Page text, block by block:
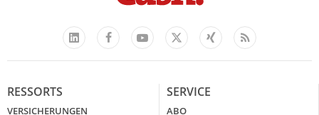
LinkedIn
FacebookYouTube
X
Xing Feed
RESSORTS
VERSICHERUNGEN
SERVICE
ABO